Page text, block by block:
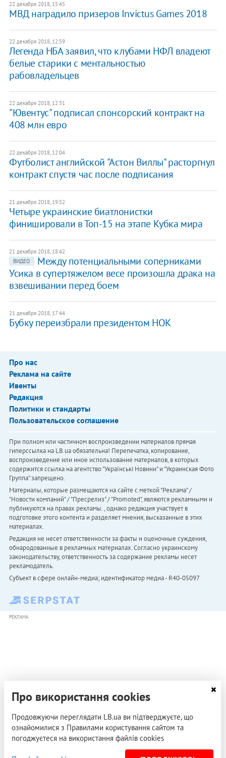
22 декабря 2018, 15:45
МВД наградило призеров Invictus Games 2018
22 декабря 2018, 12:59
Легенда НБА заявил, что клубами НФЛ владеют
белые старики с ментальностью
рабовладельцев
22 декабря 2018, 12:31
"Ювентус" подписал спонсорский контракт на
408 млн евро
22 декабря 2018, 12:04
Футболист английской "Астон Виллы" расторгнул
контракт спустя час после подписания
21 декабря 2018, 19:52
Четыре украинские биатлонистки
финишировали в Топ-15 на этапе Кубка мира
21 декабря 2018, 18:42
ВИДЕО
Между потенциальными соперниками
Усика в супертяжелом весе произошла драка на
взвешивании перед боем
21 декабря 2018, 17:44
Бубку переизбрали президентом НОК
Про нас
Реклама на сайте
Ивенты
Редакция
Политики и стандарты
Пользовательское соглашение
При полном или частичном воспроизведении материалов прямая
гиперссылка на LB.ua обязательна! Перепечатка, копирование,
воспроизведение или иное использование материалов, в которых
содержится ссылка на агентство "Українськi Новини" и "Украинская Фото
Группа" запрещено.
Материалы, которые размещаются на сайте с меткой "Реклама" /
"Новости компаний" / "Пресрелиз" / "Promoted", являются рекламными и
публикуются на правах рекламы. , однако редакция участвует в
подготовке этого контента и разделяет мнения, высказанные в этих
материалах.
Редакция не несет ответственности за факты и оценочные суждения,
обнародованные в рекламных материалах. Согласно украинскому
законодательству, ответственность за содержание рекламы несет
рекламодатель.
Субъект в сфере онлайн-медиа; идентификатор медиа - R40-05097
РЕКЛАМА
Про використання cookies
Продовжуючи переглядати LB.ua ви підтверджуєте, що
ознайомилися з Правилами користування сайтом та
погоджуєтеся на використання файлів cookies